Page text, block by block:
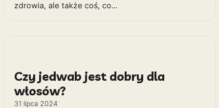
zdrowia, ale także coś, co...
Czy jedwab jest dobry dla
włosów?
31 lipca 2024